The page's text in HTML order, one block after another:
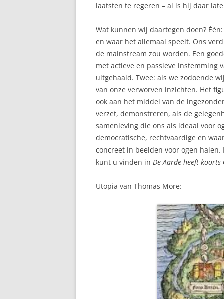
laatsten te regeren – al is hij daar
Wat kunnen wij daartegen doen?
en waar het allemaal speelt. Ons
de mainstream zou worden. Een
met actieve en passieve instemming
uitgehaald. Twee: als we zodoende
van onze verworven inzichten. Het
ook aan het middel van de
verzet, demonstreren, als de
samenleving die ons als ideaal voor
democratische, rechtvaardige en
concreet in beelden voor ogen
kunt u vinden in De Aarde heeft koorts
Utopia van Thomas More: